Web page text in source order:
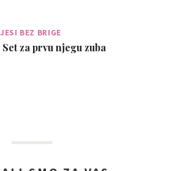
BEZ BRIGE
za prvu njegu zuba